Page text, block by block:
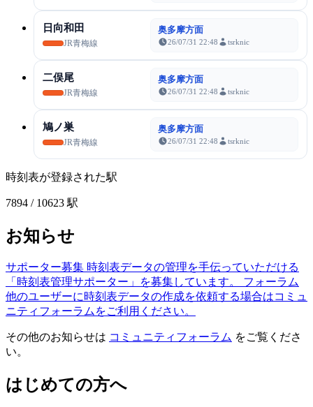
日向和田
JR青梅線
奥多摩方面
26/07/31 22:48 tsrknic
二俣尾
JR青梅線
奥多摩方面
26/07/31 22:48 tsrknic
鳩ノ巣
JR青梅線
奥多摩方面
26/07/31 22:48 tsrknic
時刻表が登録された駅
7894 / 10623 駅
お知らせ
サポーター募集 時刻表データの管理を手伝っていただける
「時刻表管理サポーター」を募集しています。
フォーラム
他のユーザーに時刻表データの作成を依頼する場合はコミュ
ニティフォーラムをご利用ください。
その他のお知らせは コミュニティフォーラム をご覧くださ
い。
はじめての方へ